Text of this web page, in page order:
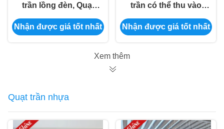
trần lồng đèn, Quạt
trần LED trang trí
Nhận được giá tốt nhất
trần có thể thu vào
3000K cho phòng
ngủ khách sạn
Nhận được giá tốt nhất
Xem thêm
Quạt trần nhựa